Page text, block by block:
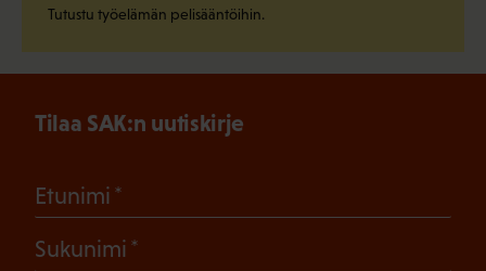
Tutustu työelämän pelisääntöihin.
Tilaa SAK:n uutiskirje
Etunimi
Sukunimi